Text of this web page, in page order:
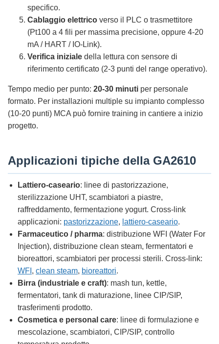
specifico.
Cablaggio elettrico verso il PLC o trasmettitore
(Pt100 a 4 fili per massima precisione, oppure 4-20
mA / HART / IO-Link).
Verifica iniziale della lettura con sensore di
riferimento certificato (2-3 punti del range operativo).
Tempo medio per punto: 20-30 minuti per personale
formato. Per installazioni multiple su impianto complesso
(10-20 punti) MCA può fornire training in cantiere a inizio
progetto.
Applicazioni tipiche della GA2610
Lattiero-caseario: linee di pastorizzazione,
sterilizzazione UHT, scambiatori a piastre,
raffreddamento, fermentazione yogurt. Cross-link
applicazioni: pastorizzazione, lattiero-caseario.
Farmaceutico / pharma: distribuzione WFI (Water For
Injection), distribuzione clean steam, fermentatori e
bioreattori, scambiatori per processi sterili. Cross-link:
WFI , clean steam, bioreattori.
Birra (industriale e craft): mash tun, kettle,
fermentatori, tank di maturazione, linee CIP/SIP,
trasferimenti prodotto.
Cosmetica e personal care: linee di formulazione e
mescolazione, scambiatori, CIP/SIP, controllo